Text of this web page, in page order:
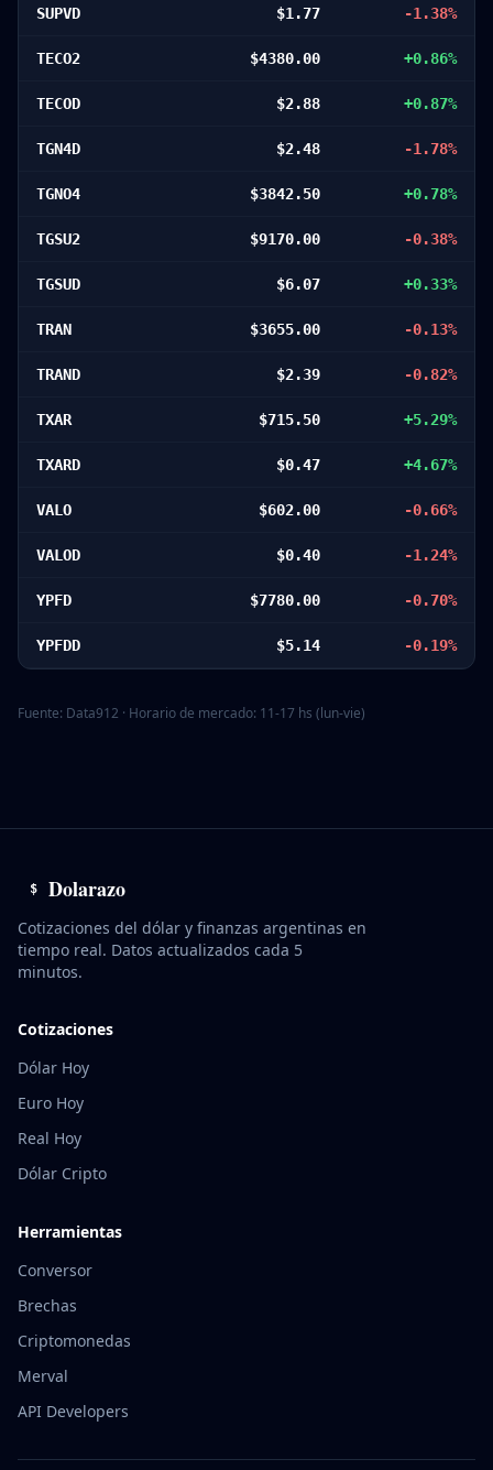
SUPVD $1.77 -1.38%
TECO2 $4380.00 +0.86%
TECOD $2.88 +0.87%
TGN4D $2.48 -1.78%
TGNO4 $3842.50 +0.78%
TGSU2 $9170.00 -0.38%
TGSUD $6.07 +0.33%
TRAN $3655.00 -0.13%
TRAND $2.39 -0.82%
TXAR $715.50 +5.29%
TXARD $0.47 +4.67%
VALO $602.00 -0.66%
VALOD $0.40 -1.24%
YPFD $7780.00 -0.70%
YPFDD $5.14 -0.19%
Fuente: Data912 · Horario de mercado: 11-17 hs (lun-vie)
$ Dolarazo
Cotizaciones del dólar y finanzas argentinas en
tiempo real. Datos actualizados cada 5
minutos.
Cotizaciones
Dólar Hoy
Euro Hoy
Real Hoy
Dólar Cripto
Herramientas
Conversor
Brechas
Criptomonedas
Merval
API Developers